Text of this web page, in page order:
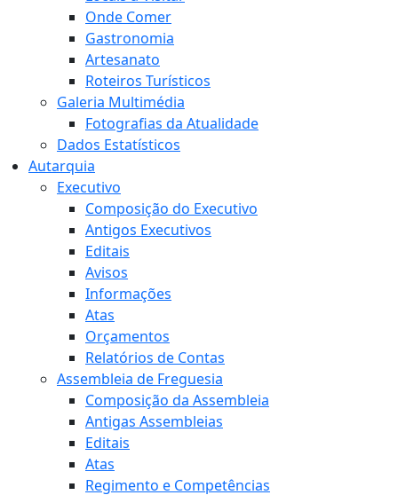
Onde Comer
Gastronomia
Artesanato
Roteiros Turísticos
Galeria Multimédia
Fotografias da Atualidade
Dados Estatísticos
Autarquia
Executivo
Composição do Executivo
Antigos Executivos
Editais
Avisos
Informações
Atas
Orçamentos
Relatórios de Contas
Assembleia de Freguesia
Composição da Assembleia
Antigas Assembleias
Editais
Atas
Regimento e Competências